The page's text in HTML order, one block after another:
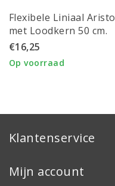
Flexibele Liniaal Aristo
met Loodkern 50 cm.
€16,25
Op voorraad
Klantenservice
Mijn account